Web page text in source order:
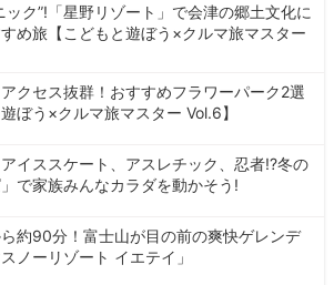
ック”!「星野リゾート」で会津の郷土文化に
め旅【こどもと遊ぼう×クルマ旅マスター
クセス抜群！おすすめフラワーパーク2選
遊ぼう×クルマ旅マスター Vol.6】
イススケート、アスレチック、忍者!?冬の
」で家族みんなカラダを動かそう!
約90分！富士山が目の前の爽快ゲレンデ
スノーリゾート イエテイ」